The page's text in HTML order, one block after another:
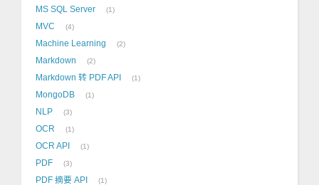
MS SQL Server 1
MVC 4
Machine Learning 2
Markdown 2
Markdown 转 PDF API 1
MongoDB 1
NLP 3
OCR 1
OCR API 1
PDF 3
PDF 摘要 API 1